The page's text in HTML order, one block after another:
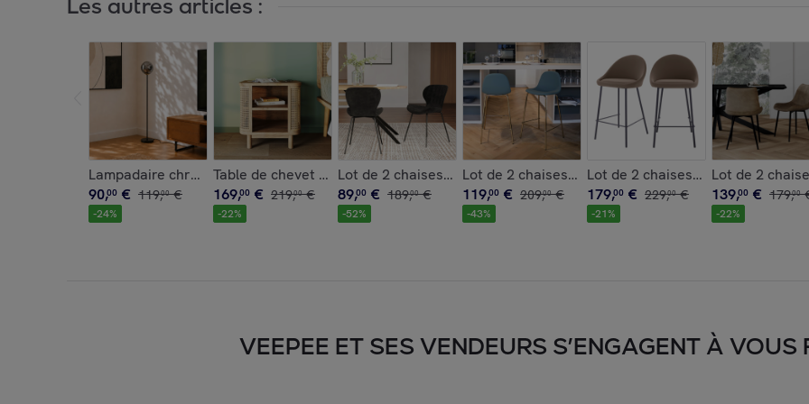
Les autres articles :
Lampadaire chrome en verre et métal - Brume
90,00 € 119,00 €
-24%
Table de chevet en bois massif et cannage - Antik
169,00 € 219,00 €
-22%
Lot de 2 chaises en velours noir - Mazzia
89,00 € 189,00 €
-52%
Lot de 2 chaises pour îlot central 65 cm en cuir
119,00 € 209,00 €
-43%
Lot de 2 chaises pour îlot central
179,00 € 229,00 €
-21%
Lot de 2
139,00 € 179,00
-22%
VEEPEE ET SES VENDEURS S’ENGAGENT À VOUS